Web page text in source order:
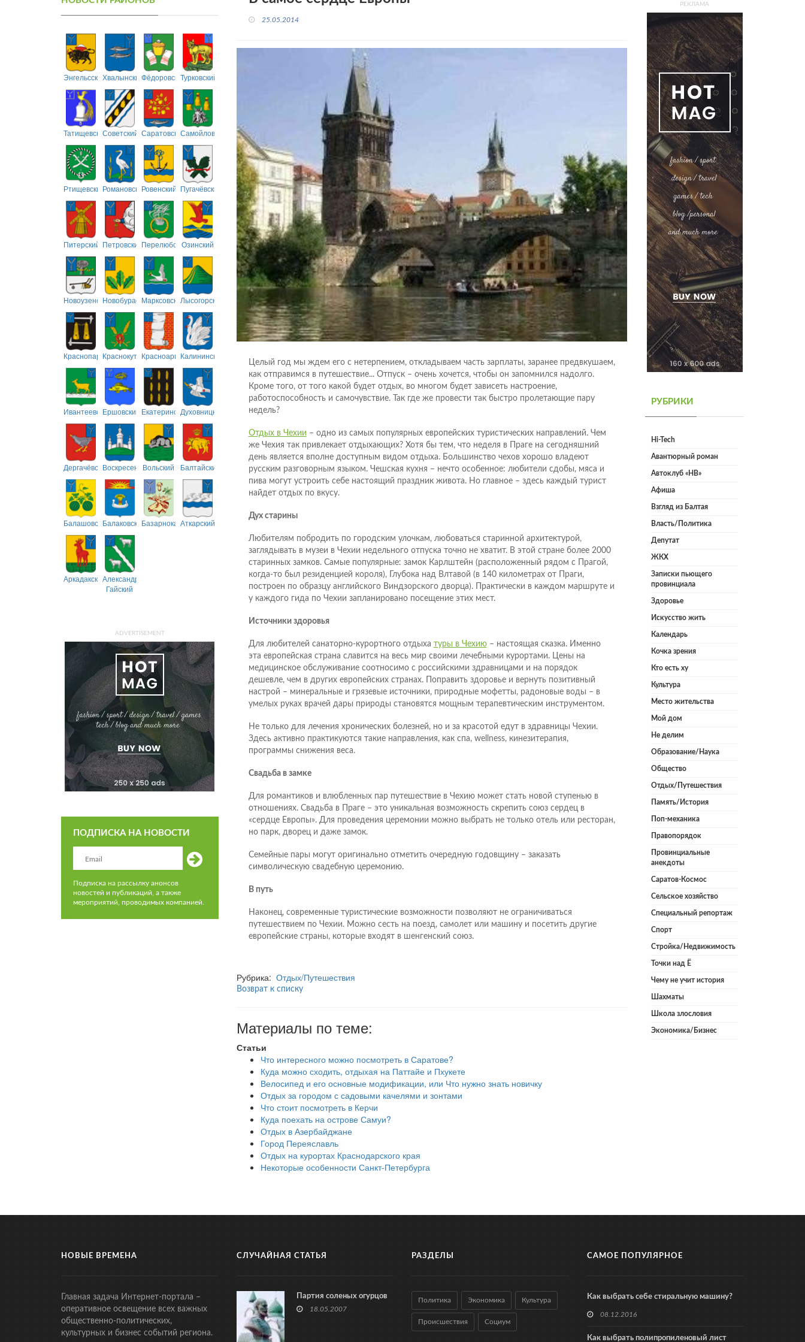
ЭнгельсскийХвалынскийФёдоровскийТурковский
ТатищевскийСоветский СаратовскийСамойловский
РтищевскийРомановскийРовенский Пугачёвский
Питерский ПетровскийПерелюбскийОзинский
НовоузенскийНовобурасскийМарксовскийЛысогорский
Краснопартизанский
КраснокутскийКрасноармейский
Калининский
ИвантеевскийЕршовский ЕкатериновскийДуховницкий
ДергачёвскийВоскресенскийВольский Балтайский
БалашовскийБалаковскийБазарнокарабулакский
Аткарский
АркадакскийАлександрово-
Гайский
ADVERTISEMENT
ПОДПИСКА НА НОВОСТИ
Подписка на рассылку анонсов
новостей и публикаций, а также
мероприятий, проводимых компанией.
25.05.2014
Целый год мы ждем его с нетерпением, откладываем часть зарплаты, заранее предвкушаем,
как отправимся в путешествие... Отпуск – очень хочется, чтобы он запомнился надолго.
Кроме того, от того какой будет отдых, во многом будет зависеть настроение,
работоспособность и самочувствие. Так где же провести так быстро пролетающие пару
недель?
Отдых в Чехии – одно из самых популярных европейских туристических направлений. Чем
же Чехия так привлекает отдыхающих? Хотя бы тем, что неделя в Праге на сегодняшний
день является вполне доступным видом отдыха. Большинство чехов хорошо владеют
русским разговорным языком. Чешская кухня – нечто особенное: любители сдобы, мяса и
пива могут устроить себе настоящий праздник живота. Но главное – здесь каждый турист
найдет отдых по вкусу.
Дух старины
Любителям побродить по городским улочкам, любоваться старинной архитектурой,
заглядывать в музеи в Чехии недельного отпуска точно не хватит. В этой стране более 2000
старинных замков. Самые популярные: замок Карлштейн (расположенный рядом с Прагой,
когда-то был резиденцией короля), Глубока над Влтавой (в 140 километрах от Праги,
построен по образцу английского Виндзорского дворца). Практически в каждом маршруте и
у каждого гида по Чехии запланировано посещение этих мест.
Источники здоровья
Для любителей санаторно-курортного отдыха туры в Чехию– настоящая сказка. Именно
эта европейская страна славится на весь мир своими лечебными курортами. Цены на
медицинское обслуживание соотносимо с российскими здравницами и на порядок
дешевле, чем в других европейских странах. Поправить здоровье и вернуть позитивный
настрой – минеральные и грязевые источники, природные мофетты, радоновые воды – в
умелых руках врачей дары природы становятся мощным терапевтическим инструментом.
Не только для лечения хронических болезней, но и за красотой едут в здравницы Чехии.
Здесь активно практикуются такие направления, как спа, wellness, кинезитерапия,
программы снижения веса.
Свадьба в замке
Для романтиков и влюбленных пар путешествие в Чехию может стать новой ступенью в
отношениях. Свадьба в Праге – это уникальная возможность скрепить союз сердец в
«сердце Европы». Для проведения церемонии можно выбрать не только отель или ресторан,
но парк, дворец и даже замок.
Семейные пары могут оригинально отметить очередную годовщину – заказать
символическую свадебную церемонию.
В путь
Наконец, современные туристические возможности позволяют не ограничиваться
путешествием по Чехии. Можно сесть на поезд, самолет или машину и посетить другие
европейские страны, которые входят в шенгенский союз.
Рубрика: Отдых/Путешествия
Возврат к списку
Материалы по теме:
Статьи
Что интересного можно посмотреть в Саратове?
Куда можно сходить, отдыхая на Паттайе и Пхукете
Велосипед и его основные модификации, или Что нужно знать новичку
Отдых за городом с садовыми качелями и зонтами
Что стоит посмотреть в Керчи
Куда поехать на острове Самуи?
Отдых в Азербайджане
Город Переяславль
Отдых на курортах Краснодарского края
Некоторые особенности Санкт-Петербурга
РЕКЛАМА
РУБРИКИ
Hi-Tech
Авантюрный роман
Автоклуб «НВ»
Афиша
Взгляд из Балтая
Власть/Политика
Депутат
ЖКХ
Записки пьющего
провинциала
Здоровье
Искусство жить
Календарь
Кочка зрения
Кто есть ху
Культура
Место жительства
Мой дом
Не делим
Образование/Наука
Общество
Отдых/Путешествия
Память/История
Поп-механика
Правопорядок
Провинциальные
анекдоты
Саратов-Космос
Сельское хозяйство
Специальный репортаж
Спорт
Стройка/Недвижимость
Точки над Ё
Чему не учит история
Шахматы
Школа злословия
Экономика/Бизнес
НОВЫЕ ВРЕМЕНА
Главная задача Интернет-портала –
оперативное освещение всех важных
общественно-политических,
культурных и бизнес событий региона.
СЛУЧАЙНАЯ СТАТЬЯ
Партия соленых огурцов
18.05.2007
РАЗДЕЛЫ
Политика Экономика Культура
Происшествия Социум
САМОЕ ПОПУЛЯРНОЕ
Как выбрать себе стиральную машину?
08.12.2016
Как выбрать полипропиленовый лист